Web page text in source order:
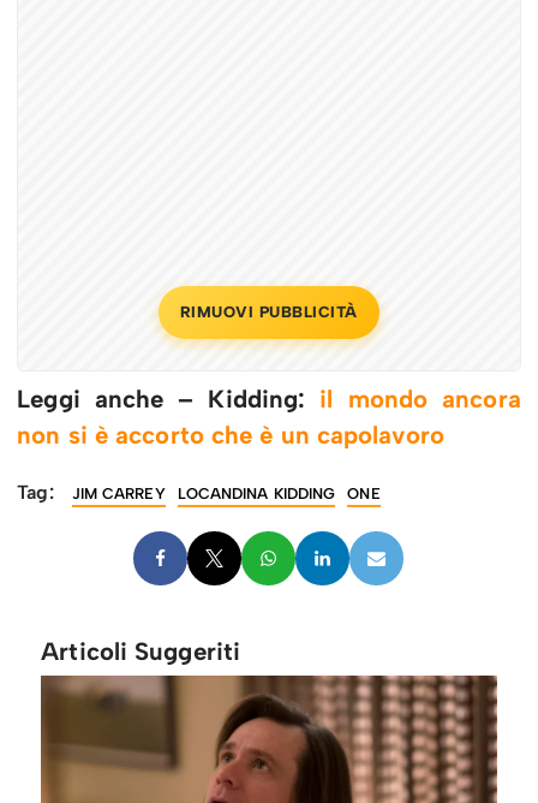
RIMUOVI PUBBLICITÀ
Leggi anche – Kidding: il mondo ancora
non si è accorto che è un capolavoro
Tag: JIM CARREY LOCANDINA KIDDING ONE
Articoli Suggeriti